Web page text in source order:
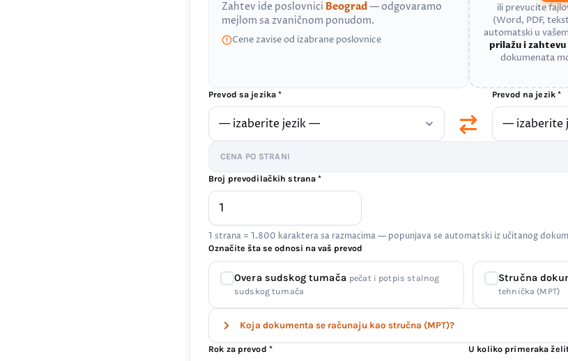
Zahtev ide poslovnici Beograd— odgovaramo
mejlom sa zvaničnom ponudom.
Cene zavise od izabrane poslovnice
ili prevucite
(Word, PDF,
automatski u
prilažu i
dokumenata
Prevod sa jezika * Prevod na jezik *
CENA PO STRANI
Broj prevodilačkih strana *
1 strana = 1.800 karaktera sa razmacima — popunjava se automatski iz učitanog
Označite šta se odnosi na vaš prevod
Overa sudskog tumača pečat i potpis stalnog
sudskog tumača
Stručna
tehnička (MPT)
Koja dokumenta se računaju kao stručna (MPT)?
Rok za prevod * U koliko primeraka